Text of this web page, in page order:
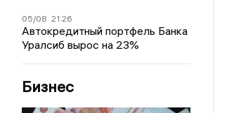
05/08 21:26
Автокредитный портфель Банка
Уралсиб вырос на 23%
Бизнес